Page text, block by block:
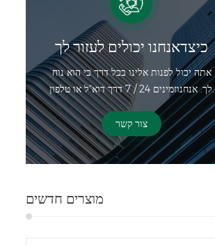
כיצדאנחנו יכולים לעזור לך
אתה יכול לפנות אלינו בכל דרך כי הוא נוח
לך. אנחנוזמינים 24 / 7 דרך דוא"ל או טלפון.
צור קשר
מוצרים חדשים